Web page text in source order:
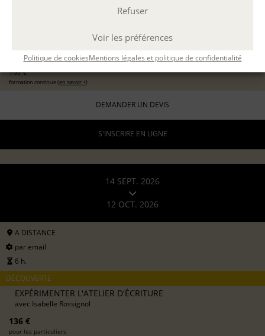
Refuser
Voir les préférences
Politique de cookiesMentions légales et politique de confidentialité
EXPÉRIMENTER L'ATELIER D'ÉCRITURE
pour les particuliers
192 €
formation continue (en savoir +)
DEMANDER UN DEVIS
S'INSCRIRE EN LIGNE
14 SEPT. 2026
12 OCT. 2026
A DISTANCE
par email
6 h.
DÉCOUVERTE
EXPÉRIMENTER L'ATELIER D'ÉCRITURE
avec Isabelle Rossignol
136 €
pour les particuliers